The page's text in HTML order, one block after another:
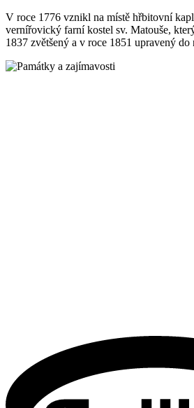
V roce 1776 vznikl na místě hřbitovní
vernířovický farní kostel sv. Matouše,
1837 zvětšený a v roce 1851 upravený do